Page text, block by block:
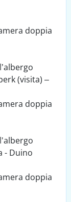
doppia
(visita) –
doppia
Duino
doppia